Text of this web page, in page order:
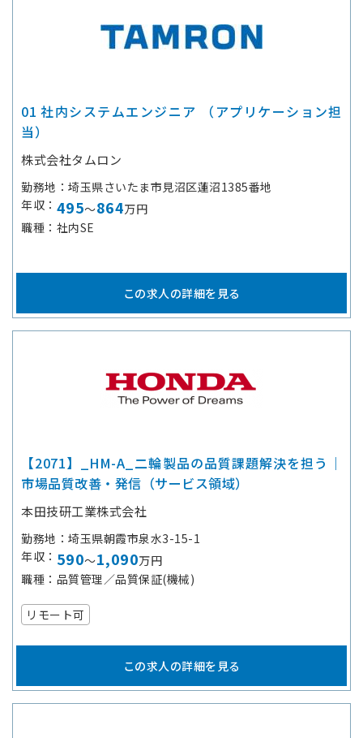
01 社内システムエンジニア （アプリケーション担
当）
株式会社タムロン
勤務地
埼玉県さいたま市見沼区蓮沼1385番地
年収
495～864万円
職種
社内SE
この求人の詳細を見る
【2071】_HM-A_二輪製品の品質課題解決を担う｜
市場品質改善・発信（サービス領域）
本田技研工業株式会社
勤務地
埼玉県朝霞市泉水3-15-1
年収
590～1,090万円
職種
品質管理／品質保証(機械)
リモート可
この求人の詳細を見る